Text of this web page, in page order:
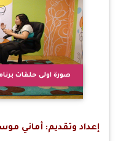
صورة اولى حلقات
إعداد وتقديم: أماني